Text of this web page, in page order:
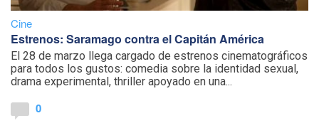
Cine
Estrenos: Saramago contra el Capitán América
El 28 de marzo llega cargado de estrenos cinematográficos
para todos los gustos: comedia sobre la identidad sexual,
drama experimental, thriller apoyado en una...
0